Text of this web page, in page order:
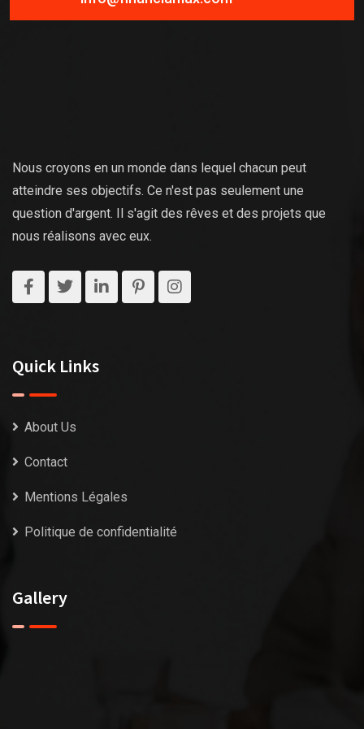
Nous croyons en un monde dans lequel chacun peut
atteindre ses objectifs. Ce n'est pas seulement une
question d'argent. Il s'agit des rêves et des projets que
nous réalisons avec eux.
Quick Links
About Us
Contact
Mentions Légales
Politique de confidentialité
Gallery